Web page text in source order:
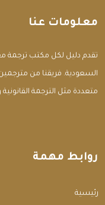
معلومات عنا
تقدم دليل لكل مكتب ترجمة
السعودية. فريقنا من
متعددة مثل الترجمة القانونية
روابط مهمة
الرئيسية